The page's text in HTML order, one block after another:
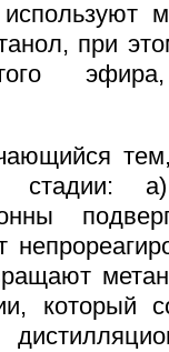
используют
при
стадии:
который